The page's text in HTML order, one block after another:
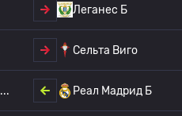
Леганес Б
Сельта Виго
Реал Мадрид Б